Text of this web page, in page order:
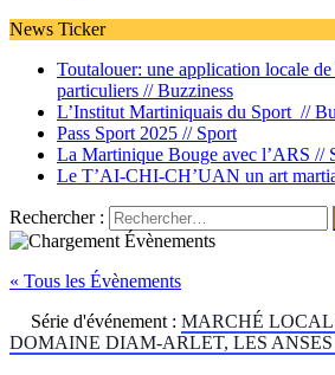
News Ticker
Toutalouer: une application locale
particuliers //Buzziness
L’Institut Martiniquais du Sport //
Pass Sport 2025 // Sport
La Martinique Bouge avec l’ARS //
Le T’AI-CHI-CH’UAN un art
Rechercher :
« Tous les Évènements
Série d'événement : MARCHÉ
DOMAINE DIAM-ARLET, LES